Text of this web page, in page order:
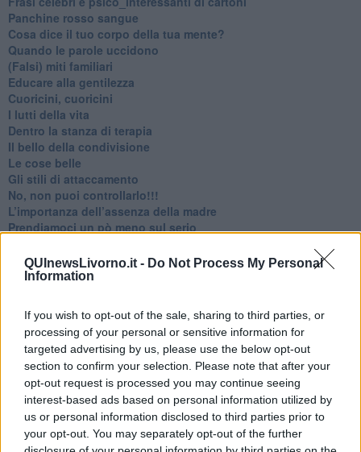
QUInewsLivorno.it - Do Not Process My Personal
Information
If you wish to opt-out of the sale, sharing to third parties, or
processing of your personal or sensitive information for
targeted advertising by us, please use the below opt-out
section to confirm your selection. Please note that after your
opt-out request is processed you may continue seeing
interest-based ads based on personal information utilized by
us or personal information disclosed to third parties prior to
your opt-out. You may separately opt-out of the further
​Panchine rosso sangue
​Cosa dice il tuo corpo della tua mente?
​Quando le parole uccidono
​(Falsi) miti familiari
​Educare alla gentilezza
​Cuoricini, cuoricini
I lutti della vita
​Dentro la stanza di terapia
​Il bello della condivisione
Le cose belle
​Gli stili di attaccamento
No, non puoi controllarlo!!!
​L’importanza dell’assenza della madre
​Prendiamoci un pò meno sul serio
​Cazzullo e nostre radici
​Come un elefante in soggiorno
E se le cose non vanno come vorresti?
​Chi sono i genitori elicottero
Come è davvero la terapia
Quando il diritto alla disconnessione non viene accolto
​L’importanza della comunicazione in famiglia
​Il diritto ad essere disconnessi
​Il pensiero dicotomico e la salute mentale
​Consigli di lettura per genitori e non solo
​La Clownterapia